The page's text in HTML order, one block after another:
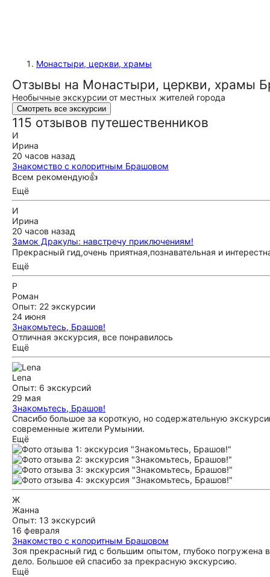
Монастыри, церкви, храмы
Отзывы на Монастыри, церкви, храмы
Необычные экскурсии от местных жителей города
Смотреть все экскурсии
115 отзывов путешественников
И
Ирина
20 часов назад
Знакомство с колоритным Брашовом
Всем рекомендую👍
Ещё
И
Ирина
20 часов назад
Замок Дракулы: навстречу приключениям!
Прекрасный гид,очень приятная,познавательная и
Ещё
Р
Роман
Опыт: 22 экскурсии
24 июня
Знакомьтесь, Брашов!
Отличная экскурсия, все понравилось
Ещё
Lena
Опыт: 6 экскурсий
29 мая
Знакомьтесь, Брашов!
Спасибо большое за короткую, но содержательную
современные жители Румынии.
Ещё
Ж
Жанна
Опыт: 13 экскурсий
16 февраля
Знакомство с колоритным Брашовом
Зоя прекрасный гид с большим опытом, глубоко погружена
дело. Большое ей спасибо за прекрасную экскурсию.
Ещё